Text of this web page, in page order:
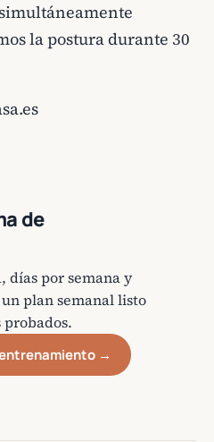
la postura durante 30
de
días por semana y
plan semanal listo
probados.
→